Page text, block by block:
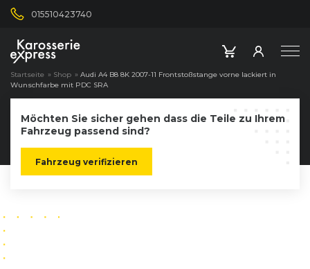
015510423740
Startseite » Shop » Audi A4 B8 8K 2007-11 Frontstoßstange vorne lackiert in
Wunschfarbe mit PDC SRA
Möchten Sie sicher gehen dass die Teile zu Ihrem
Fahrzeug passend sind?
Fahrzeug verifizieren